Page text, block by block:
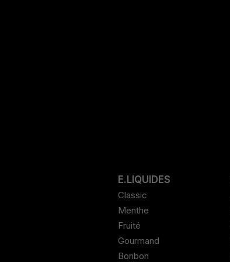
E.LIQUIDES
Classic
Menthe
Fruité
Gourmand
Bonbon